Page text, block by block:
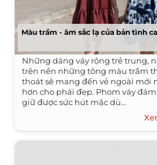
Màu trầm - âm sắc lạ của bản tình
Những dáng váy rộng trẻ trung,
trên nền những tông màu trầm
thoát sẽ mang đến vẻ ngoài mới
hơn cho phái đẹp. Phom váy
giữ được sức hút mặc dù...